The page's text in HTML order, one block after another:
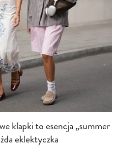
klapki to esencja „summer
eklektyczka